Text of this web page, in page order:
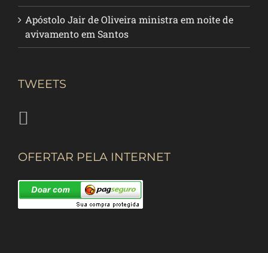
Apóstolo Jair de Oliveira ministra em noite de
avivamento em Santos
TWEETS
OFERTAR PELA INTERNET